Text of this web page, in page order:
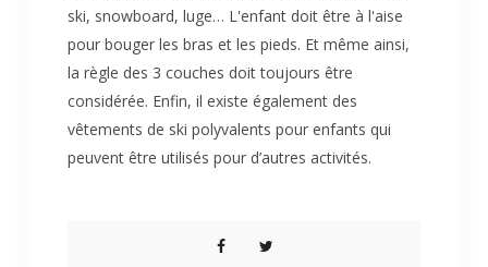
ski, snowboard, luge… L'enfant doit être à l'aise
pour bouger les bras et les pieds. Et même ainsi,
la règle des 3 couches doit toujours être
considérée. Enfin, il existe également des
vêtements de ski polyvalents pour enfants qui
peuvent être utilisés pour d’autres activités.